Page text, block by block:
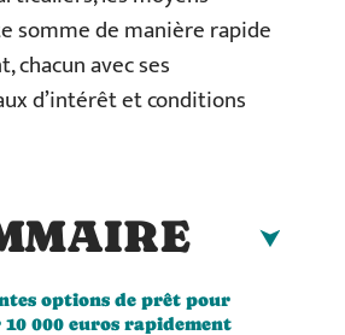
somme de manière rapide
chacun avec ses
d’intérêt et conditions
options de prêt pour
000 euros rapidement